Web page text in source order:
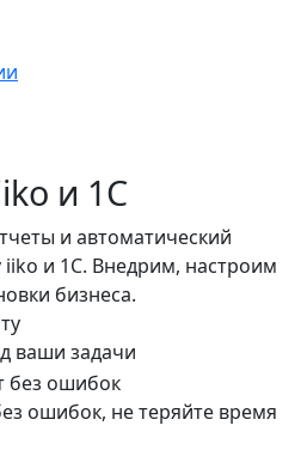
и 1С
и автоматический
и 1С. Внедрим, настроим
бизнеса.
ваши задачи
ошибок, не теряйте время